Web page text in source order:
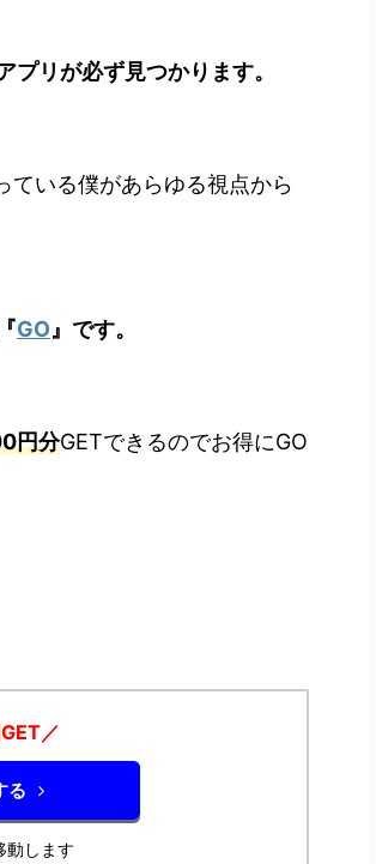
プリが必ず見つかります。
いる僕があらゆる視点から
GO』です。
円分GETできるのでお得にGO
／
る
動します